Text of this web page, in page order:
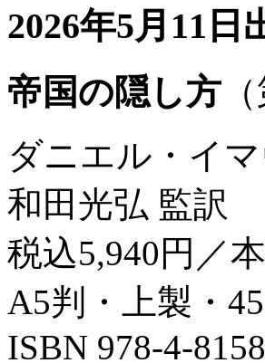
2026年5月11日
帝国の隠し方
ダニエル・イ
和田光弘 監訳
税込5,940円／
A5判・上製・
ISBN 978-4-